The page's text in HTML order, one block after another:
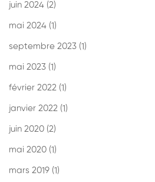
juin 2024 (2)
mai 2024 (1)
septembre 2023 (1)
mai 2023 (1)
février 2022 (1)
janvier 2022 (1)
juin 2020 (2)
mai 2020 (1)
mars 2019 (1)